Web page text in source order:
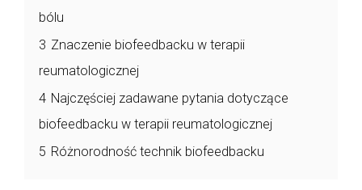
bólu
3 Znaczenie biofeedbacku w terapii
reumatologicznej
4 Najczęściej zadawane pytania dotyczące
biofeedbacku w terapii reumatologicznej
5 Różnorodność technik biofeedbacku